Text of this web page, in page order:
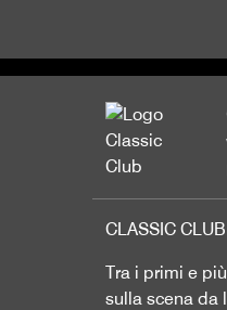
CLASSIC CLUB
Tra i primi e
sulla scena da